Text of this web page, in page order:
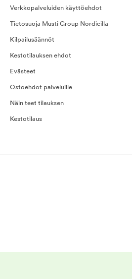
Verkkopalveluiden käyttöehdot
Tietosuoja Musti Group Nordicilla
Kilpailusäännöt
Kestotilauksen ehdot
Evästeet
Ostoehdot palveluille
Näin teet tilauksen
Kestotilaus